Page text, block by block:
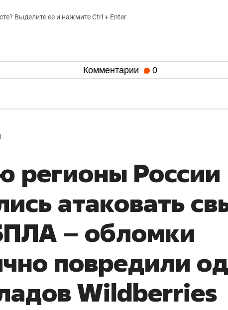
Выделите ее и нажмите Ctrl + Enter
Комментарии 0
регионы России
атаковать
– обломки
повредили
Wildberries